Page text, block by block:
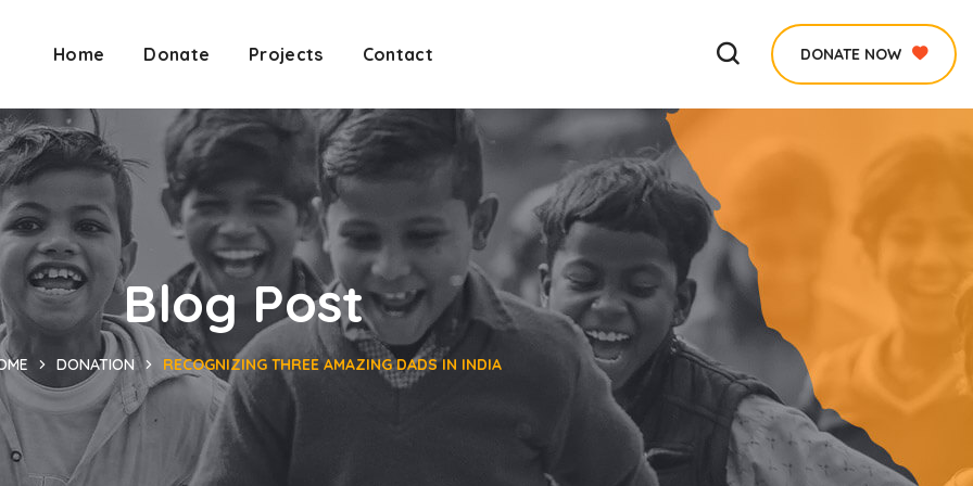
Home Donate Projects Contact DONATE NOW
Blog Post
DONATION RECOGNIZING THREE AMAZING DADS IN INDIA